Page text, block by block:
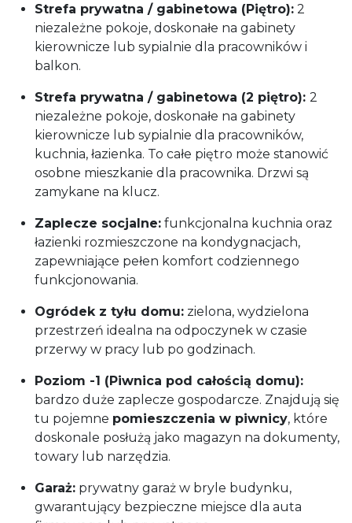
Strefa prywatna / gabinetowa (Piętro): 2
niezależne pokoje, doskonałe na gabinety
kierownicze lub sypialnie dla pracowników i
balkon.
Strefa prywatna / gabinetowa (2 piętro): 2
niezależne pokoje, doskonałe na gabinety
kierownicze lub sypialnie dla pracowników,
kuchnia, łazienka. To całe piętro może stanowić
osobne mieszkanie dla pracownika. Drzwi są
zamykane na klucz.
Zaplecze socjalne: funkcjonalna kuchnia oraz
łazienki rozmieszczone na kondygnacjach,
zapewniające pełen komfort codziennego
funkcjonowania.
Ogródek z tyłu domu: zielona, wydzielona
przestrzeń idealna na odpoczynek w czasie
przerwy w pracy lub po godzinach.
Poziom -1 (Piwnica pod całością domu):
bardzo duże zaplecze gospodarcze. Znajdują się
tu pojemne pomieszczenia w piwnicy, które
doskonale posłużą jako magazyn na dokumenty,
towary lub narzędzia.
Garaż: prywatny garaż w bryle budynku,
gwarantujący bezpieczne miejsce dla auta